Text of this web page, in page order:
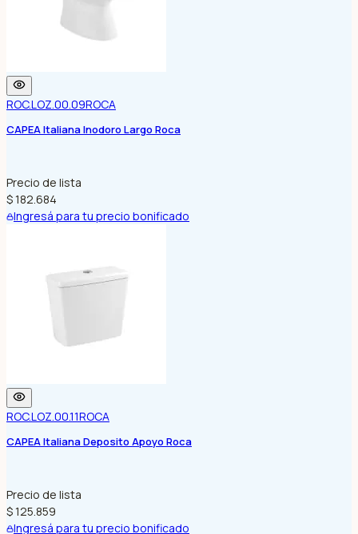
ROC.LOZ.00.09ROCA
CAPEA Italiana Inodoro Largo Roca
Precio de lista
$ 182.684
Ingresá para tu precio bonificado
ROC.LOZ.00.11ROCA
CAPEA Italiana Deposito Apoyo Roca
Precio de lista
$ 125.859
Ingresá para tu precio bonificado